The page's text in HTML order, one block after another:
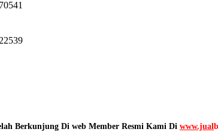
Berkunjung Di web Member Resmi Kami Di www.jual